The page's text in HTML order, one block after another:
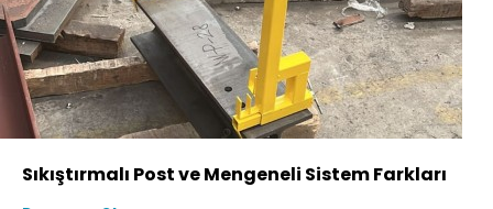
Sıkıştırmalı Post ve Mengeneli Sistem Farkları